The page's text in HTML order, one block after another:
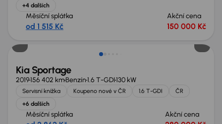
+4 dalších
Měsíční splátka
od 1 515 Kč
Akční cena
150 000 Kč
Zlevněno o 10 000 Kč
Kia Sportage
2019156 402 kmBenzín1.6 T-GDI130 kW
Servisní knížka Koupeno nové v ČR 1.6 T-GDI
ČR
+6 dalších
Měsíční splátka Akční cena